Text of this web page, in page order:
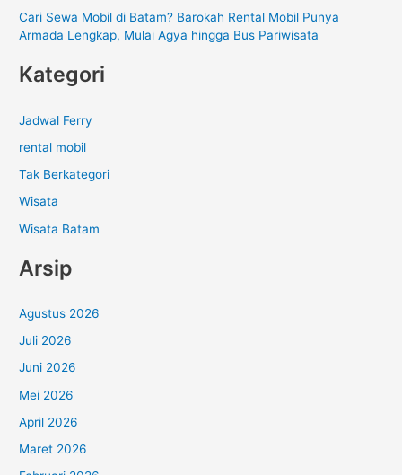
Cari Sewa Mobil di Batam? Barokah Rental Mobil Punya
Armada Lengkap, Mulai Agya hingga Bus Pariwisata
Kategori
Jadwal Ferry
rental mobil
Tak Berkategori
Wisata
Wisata Batam
Arsip
Agustus 2026
Juli 2026
Juni 2026
Mei 2026
April 2026
Maret 2026